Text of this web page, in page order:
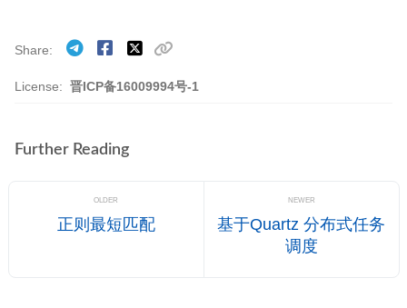
License: 晋ICP备16009994号-1
Share
Further Reading
OLDER
正则最短匹配
NEWER
基于Quartz 分布式任务
调度